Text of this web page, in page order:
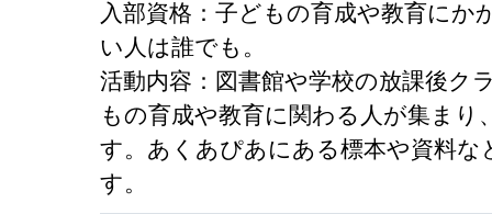
入部資格：子どもの育成や教育に
い人は誰でも。
活動内容：図書館や学校の放課後ク
もの育成や教育に関わる人が集まり
す。あくあぴあにある標本や資料
す。